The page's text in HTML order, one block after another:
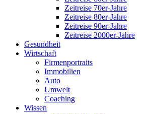
Zeitreise 70er-Jahre
Zeitreise 80er-Jahre
Zeitreise 90er-Jahre
Zeitreise 2000er-Jahre
Gesundheit
Wirtschaft
Firmenportraits
Immobilien
Auto
Umwelt
Coaching
Wissen